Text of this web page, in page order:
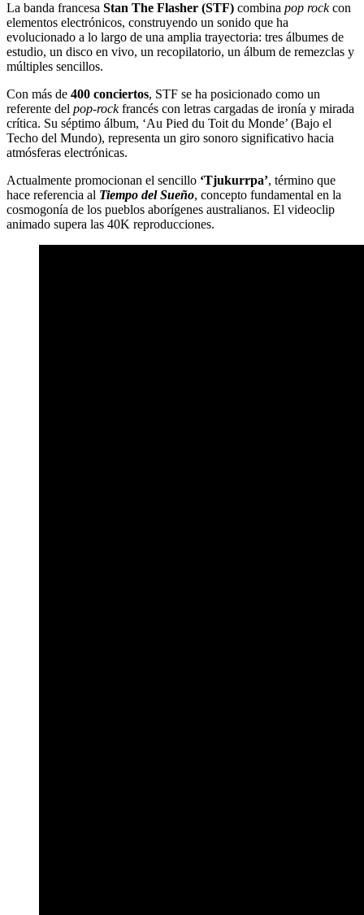
La banda francesa Stan The Flasher (STF) combina pop rockcon
elementos electrónicos, construyendo un sonido que ha
evolucionado a lo largo de una amplia trayectoria: tres álbumes de
estudio, un disco en vivo, un recopilatorio, un álbum de remezclas y
múltiples sencillos.
Con más de 400 conciertos, STF se ha posicionado como un
referente del pop-rockfrancés con letras cargadas de ironía y mirada
crítica. Su séptimo álbum, ‘Au Pied du Toit du Monde’ (Bajo el
Techo del Mundo), representa un giro sonoro significativo hacia
atmósferas electrónicas.
Actualmente promocionan el sencillo ‘Tjukurrpa’, término que
hace referencia al Tiempo del Sueño, concepto fundamental en la
cosmogonía de los pueblos aborígenes australianos. El videoclip
animado supera las 40K reproducciones.